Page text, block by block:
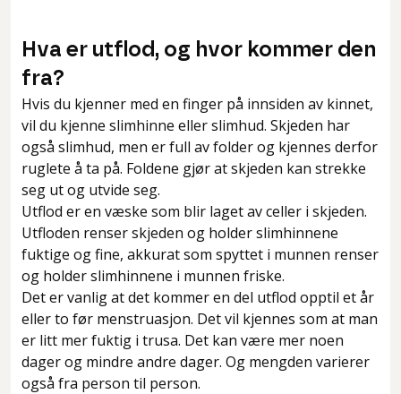
Hva er utflod, og hvor kommer den
fra?
Hvis du kjenner med en finger på innsiden av kinnet,
vil du kjenne slimhinne eller slimhud. Skjeden har
også slimhud, men er full av folder og kjennes derfor
ruglete å ta på. Foldene gjør at skjeden kan strekke
seg ut og utvide seg.
Utflod er en væske som blir laget av celler i skjeden.
Utfloden renser skjeden og holder slimhinnene
fuktige og fine, akkurat som spyttet i munnen renser
og holder slimhinnene i munnen friske.
Det er vanlig at det kommer en del utflod opptil et år
eller to før menstruasjon. Det vil kjennes som at man
er litt mer fuktig i trusa. Det kan være mer noen
dager og mindre andre dager. Og mengden varierer
også fra person til person.